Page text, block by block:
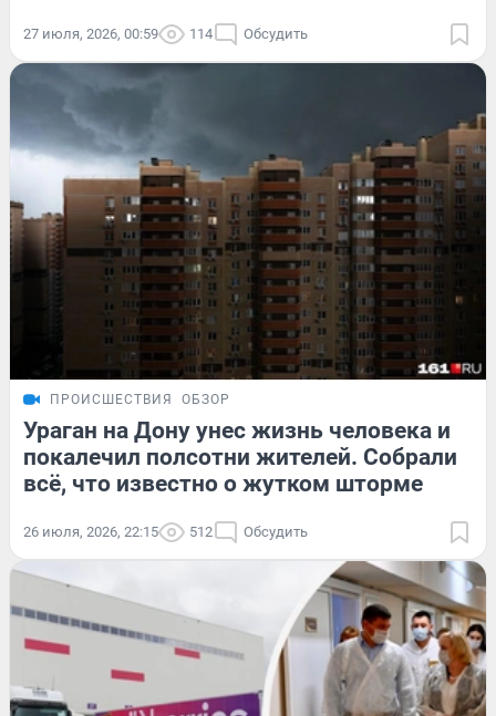
27 июля, 2026, 00:59 114 Обсудить
ПРОИСШЕСТВИЯ ОБЗОР
Ураган на Дону унес жизнь человека и
покалечил полсотни жителей. Собрали
всё, что известно о жутком шторме
26 июля, 2026, 22:15 512 Обсудить